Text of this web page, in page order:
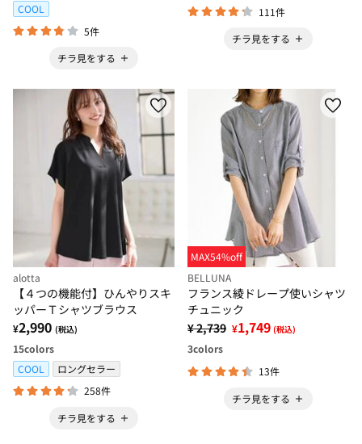
COOL
5件
チラ見をする
111件
チラ見をする
alotta
【４つの機能付】ひんやりスキ
ッパーＴシャツブラウス
¥2,990 (税込)
15colors
COOL
ロングセラー
258件
チラ見をする
MAX54%off
BELLUNA
フランス綾ドレープ使いシャツ
チュニック
¥ 2,739 ¥1,749 (税込)
3colors
13件
チラ見をする